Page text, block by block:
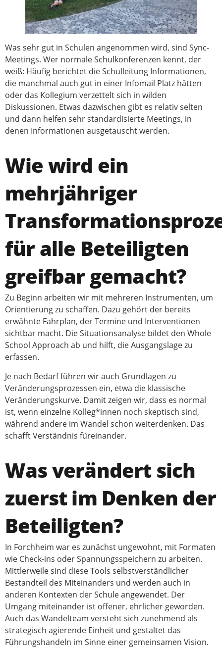
Was sehr gut in Schulen angenommen wird, sind Sync-
Meetings. Wer normale Schulkonferenzen kennt, der
weiß: Häufig berichtet die Schulleitung Informationen,
die manchmal auch gut in einer Infomail Platz hätten
oder das Kollegium verzettelt sich in wilden
Diskussionen. Etwas dazwischen gibt es relativ selten
und dann helfen sehr standardisierte Meetings, in
denen Informationen ausgetauscht werden.
Wie wird ein
mehrjähriger
für alle Beteiligten
greifbar gemacht?
Zu Beginn arbeiten wir mit mehreren Instrumenten, um
Orientierung zu schaffen. Dazu gehört der bereits
erwähnte Fahrplan, der Termine und Interventionen
sichtbar macht. Die Situationsanalyse bildet den Whole
School Approach ab und hilft, die Ausgangslage zu
erfassen.
Je nach Bedarf führen wir auch Grundlagen zu
Veränderungsprozessen ein, etwa die klassische
Veränderungskurve. Damit zeigen wir, dass es normal
ist, wenn einzelne Kolleg*innen noch skeptisch sind,
während andere im Wandel schon weiterdenken. Das
schafft Verständnis füreinander.
Was verändert sich
zuerst im Denken der
Beteiligten?
In Forchheim war es zunächst ungewohnt, mit Formaten
wie Check-ins oder Spannungsspeichern zu arbeiten.
Mittlerweile sind diese Tools selbstverständlicher
Bestandteil des Miteinanders und werden auch in
anderen Kontexten der Schule angewendet. Der
Umgang miteinander ist offener, ehrlicher geworden.
Auch das Wandelteam versteht sich zunehmend als
strategisch agierende Einheit und gestaltet das
Führungshandeln im Sinne einer gemeinsamen Vision.